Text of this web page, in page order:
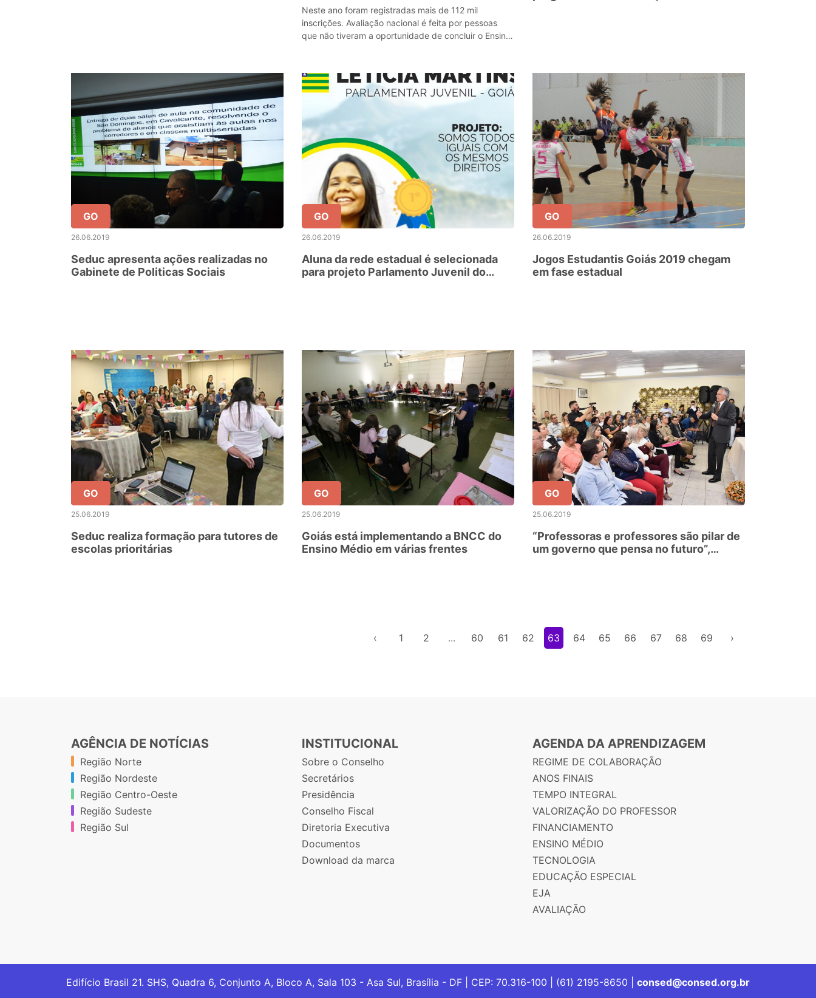
Neste ano foram registradas mais de 112 mil
inscrições. Avaliação nacional é feita por pessoas
que não tiveram a oportunidade de concluir o Ensino
GO
26.06.2019
Seduc apresenta ações realizadas no
Gabinete de Politicas Sociais
GO
26.06.2019
Aluna da rede estadual é selecionada
para projeto Parlamento Juvenil do
GO
26.06.2019
Jogos Estudantis Goiás 2019 chegam
em fase estadual
GO
25.06.2019
Seduc realiza formação para tutores de
escolas prioritárias
GO
25.06.2019
Goiás está implementando a BNCC do
Ensino Médio em várias frentes
GO
25.06.2019
“Professoras e professores são pilar de
um governo que pensa no futuro”,
‹ 1 2 ... 60 61 62 63 64 65 66 67 68 69 ›
AGÊNCIA DE NOTÍCIAS
Região Norte
Região Nordeste
Região Centro-Oeste
Região Sudeste
Região Sul
INSTITUCIONAL
Sobre o Conselho
Secretários
Presidência
Conselho Fiscal
Diretoria Executiva
Documentos
Download da marca
AGENDA DA APRENDIZAGEM
REGIME DE COLABORAÇÃO
ANOS FINAIS
TEMPO INTEGRAL
VALORIZAÇÃO DO PROFESSOR
FINANCIAMENTO
ENSINO MÉDIO
TECNOLOGIA
EDUCAÇÃO ESPECIAL
EJA
AVALIAÇÃO
Edifício Brasil 21. SHS, Quadra 6, Conjunto A, Bloco A, Sala 103 - Asa Sul, Brasília - DF | CEP: 70.316-100 | (61) 2195-8650 | consed@consed.org.br